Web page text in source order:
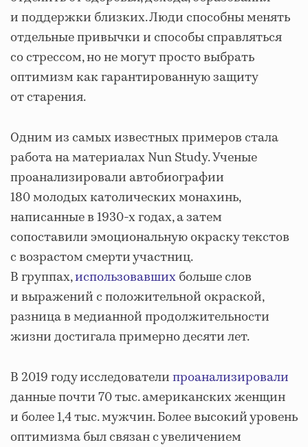
и поддержки близких. Люди способны менять
отдельные привычки и способы справляться
со стрессом, но не могут просто выбрать
оптимизм как гарантированную защиту
от старения.
Одним из самых известных примеров стала
работа на материалах Nun Study. Ученые
проанализировали автобиографии
180 молодых католических монахинь,
написанные в 1930-х годах, а затем
сопоставили эмоциональную окраску текстов
с возрастом смерти участниц.
В группах,использовавшихбольше слов
и выражений с положительной окраской,
разница в медианной продолжительности
жизни достигала примерно десяти лет.
В 2019 году исследователипроанализировали
данные почти 70 тыс. американских женщин
и более 1,4 тыс. мужчин. Более высокий уровень
оптимизма был связан с увеличением